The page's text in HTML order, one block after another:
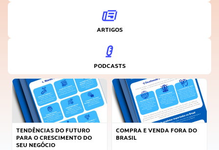
ARTIGOS
PODCASTS
TENDÊNCIAS DO FUTURO
PARA O CRESCIMENTO DO
SEU NEGÓCIO
COMPRA E VENDA FORA DO
BRASIL